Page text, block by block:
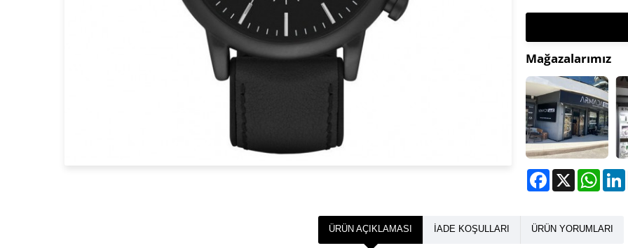
Mağazalarımız
Facebook
X
ÜRÜN AÇIKLAMASI İADE KOŞULLARI ÜRÜN YORUMLARI